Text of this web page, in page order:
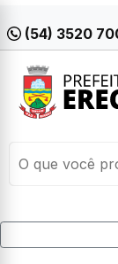
(54) 3520